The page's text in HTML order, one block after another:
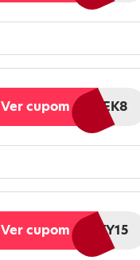
GAMERWEEK8
Ver cupom
AFTERPARTY15
Ver cupom